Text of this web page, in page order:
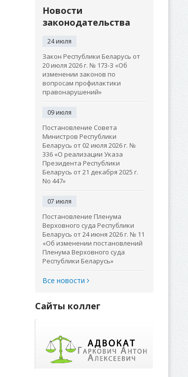
Новости
законодательства
24 июля
Закон Республики Беларусь от
20 июля 2026 г. № 173-З «Об
изменении законов по
вопросам профилактики
правонарушений»
09 июля
Постановление Совета
Министров Республики
Беларусь от 02 июля 2026 г. №
336 «О реализации Указа
Президента Республики
Беларусь от 21 декабря 2025 г.
No 447»
07 июля
Постановление Пленума
Верховного суда Республики
Беларусь от 24 июня 2026 г. № 11
«Об изменении постановлений
Пленума Верховного суда
Республики Беларусь»
Все новости
Сайты коллег